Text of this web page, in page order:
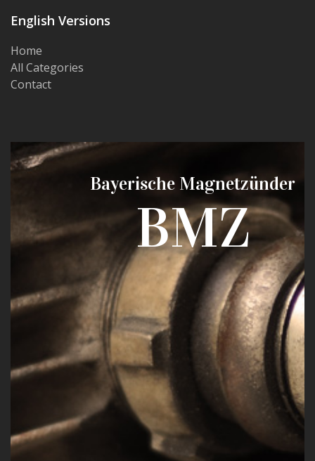
English Versions
Home
All Categories
Contact
Bayerische Magnetzünder
BMZ